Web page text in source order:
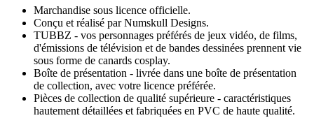
Marchandise sous licence officielle.
Conçu et réalisé par Numskull Designs.
TUBBZ - vos personnages préférés de jeux vidéo, de films,
d'émissions de télévision et de bandes dessinées prennent vie
sous forme de canards cosplay.
Boîte de présentation - livrée dans une boîte de présentation
de collection, avec votre licence préférée.
Pièces de collection de qualité supérieure - caractéristiques
hautement détaillées et fabriquées en PVC de haute qualité.